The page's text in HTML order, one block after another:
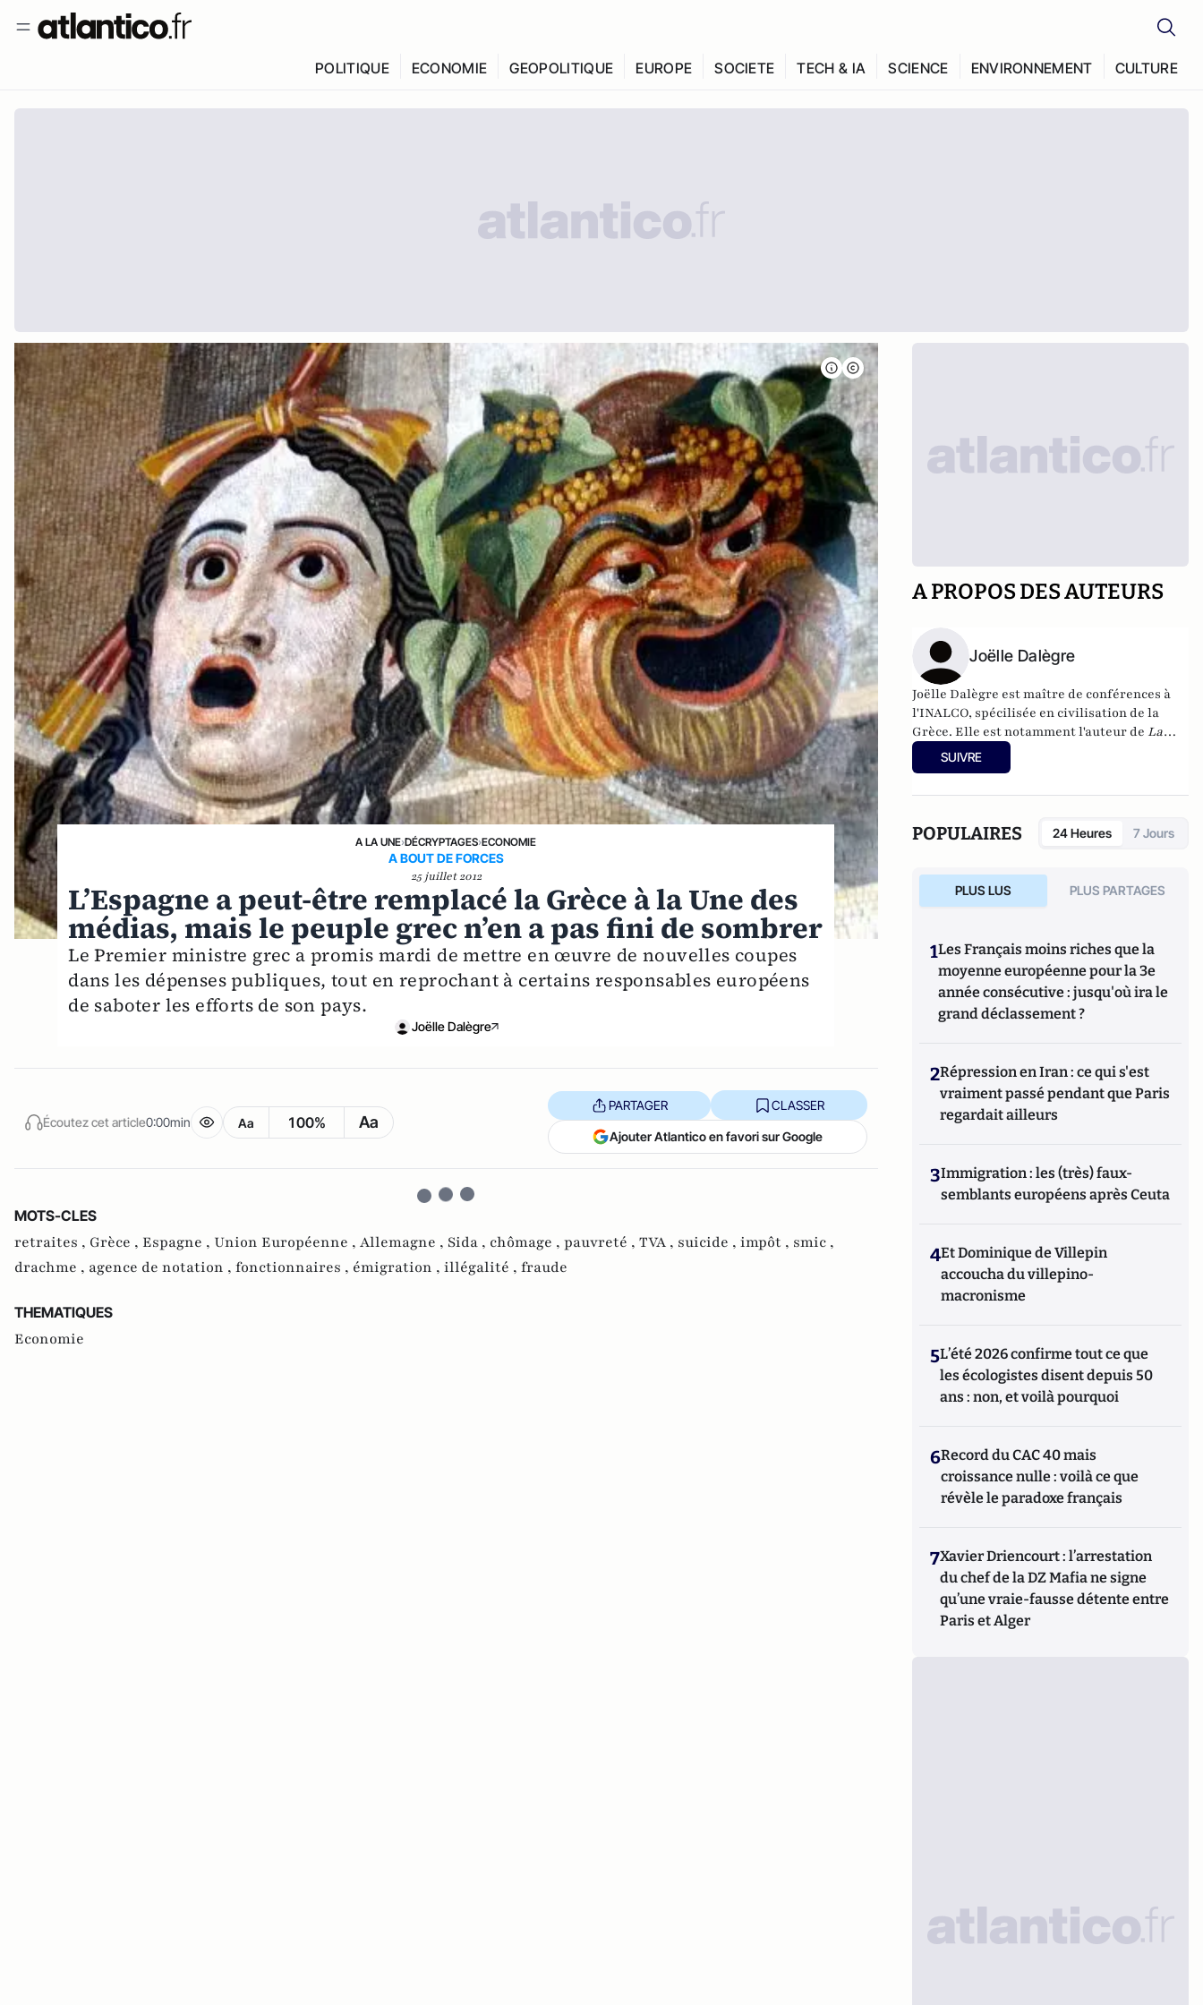
POLITIQUE ECONOMIE GEOPOLITIQUE EUROPE SOCIETE TECH & IA SCIENCE ENVIRONNEMENT CULTURE
A LA UNE›DÉCRYPTAGES›ECONOMIE
A BOUT DE FORCES
25 juillet 2012
L’Espagne a peut-être remplacé la Grèce à la Une des
médias, mais le peuple grec n’en a pas fini de sombrer
Le Premier ministre grec a promis mardi de mettre en œuvre de nouvelles coupes
dans les dépenses publiques, tout en reprochant à certains responsables européens
de saboter les efforts de son pays.
Joëlle Dalègre
Écoutez cet article0:00min Aa 100% Aa
PARTAGER CLASSER
Ajouter Atlantico en favori sur Google
MOTS-CLES
retraites , Grèce , Espagne , Union Européenne , Allemagne , Sida , chômage , pauvreté , TVA , suicide , impôt , smic ,
drachme , agence de notation , fonctionnaires , émigration , illégalité , fraude
THEMATIQUES
Economie
A PROPOS DES AUTEURS
Joëlle Dalègre
Joëlle Dalègre est maître de conférences à
l'INALCO, spécilisée en civilisation de la
Grèce. Elle est notamment l'auteur de La
Grèce inconnue d'aujourd'hui, de l'autre côté
du miroir, l'Harmattan 2011, 252p. En
SUIVRE
POPULAIRES 24 Heures 7 Jours
PLUS LUS PLUS PARTAGES
1Les Français moins riches que la
moyenne européenne pour la 3e
année consécutive : jusqu'où ira le
grand déclassement ?
2Répression en Iran : ce qui s'est
vraiment passé pendant que Paris
regardait ailleurs
3Immigration : les (très) faux-
semblants européens après Ceuta
4Et Dominique de Villepin
accoucha du villepino-
macronisme
5L’été 2026 confirme tout ce que
les écologistes disent depuis 50
ans : non, et voilà pourquoi
6Record du CAC 40 mais
croissance nulle : voilà ce que
révèle le paradoxe français
7Xavier Driencourt : l’arrestation
du chef de la DZ Mafia ne signe
qu’une vraie-fausse détente entre
Paris et Alger